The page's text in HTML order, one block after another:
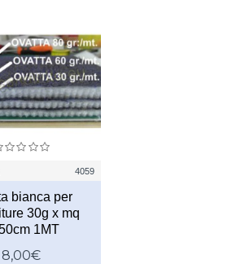
4059
bianca per
30g x mq
1MT
8,00€